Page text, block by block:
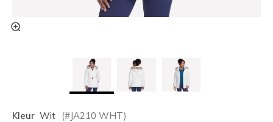
Kleur Wit (#JA210 WHT)